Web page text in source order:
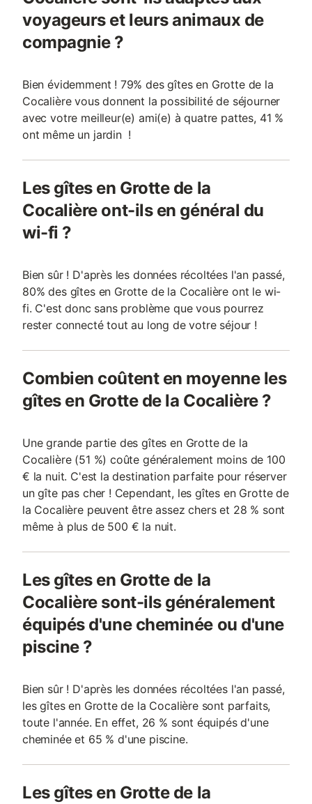
voyageurs et leurs animaux de
compagnie ?
Bien évidemment ! 79% des gîtes en Grotte de la
Cocalière vous donnent la possibilité de séjourner
avec votre meilleur(e) ami(e) à quatre pattes, 41 %
ont même un jardin !
Les gîtes en Grotte de la
Cocalière ont-ils en général du
wi-fi ?
Bien sûr ! D'après les données récoltées l'an passé,
80% des gîtes en Grotte de la Cocalière ont le wi-
fi. C'est donc sans problème que vous pourrez
rester connecté tout au long de votre séjour !
Combien coûtent en moyenne les
gîtes en Grotte de la Cocalière ?
Une grande partie des gîtes en Grotte de la
Cocalière (51 %) coûte généralement moins de 100
€ la nuit. C'est la destination parfaite pour réserver
un gîte pas cher ! Cependant, les gîtes en Grotte de
la Cocalière peuvent être assez chers et 28 % sont
même à plus de 500 € la nuit.
Les gîtes en Grotte de la
Cocalière sont-ils généralement
équipés d'une cheminée ou d'une
piscine ?
Bien sûr ! D'après les données récoltées l'an passé,
les gîtes en Grotte de la Cocalière sont parfaits,
toute l'année. En effet, 26 % sont équipés d'une
cheminée et 65 % d'une piscine.
Les gîtes en Grotte de la